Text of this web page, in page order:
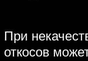
При
откосов